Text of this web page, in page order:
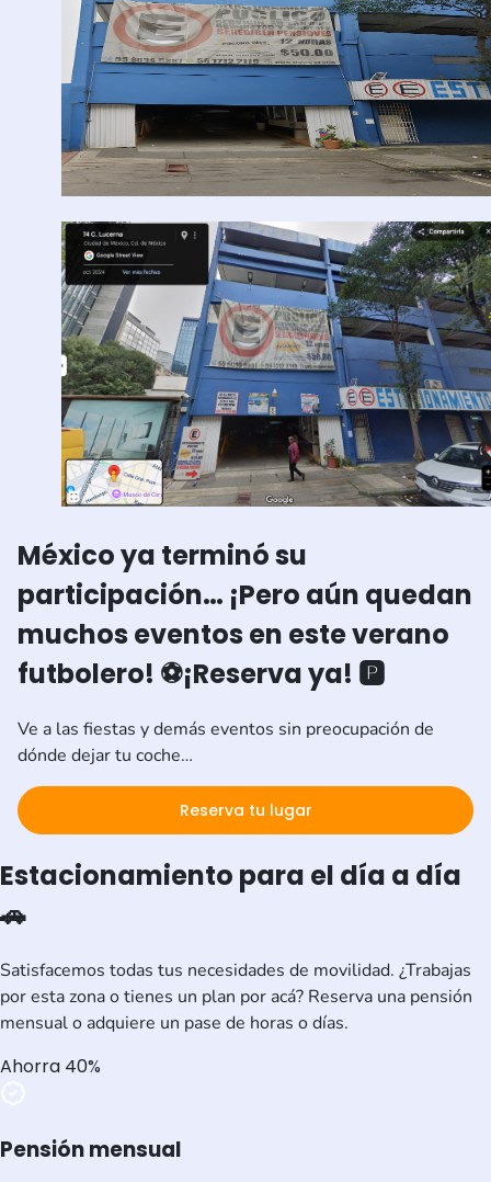
México ya terminó su
participación… ¡Pero aún quedan
muchos eventos en este verano
futbolero! ⚽¡Reserva ya! 🅿️
Ve a las fiestas y demás eventos sin preocupación de
dónde dejar tu coche…
Reserva tu lugar
Estacionamiento para el día a día
🚗
Satisfacemos todas tus necesidades de movilidad. ¿Trabajas
por esta zona o tienes un plan por acá? Reserva una pensión
mensual o adquiere un pase de horas o días.
Ahorra 40%
Pensión mensual